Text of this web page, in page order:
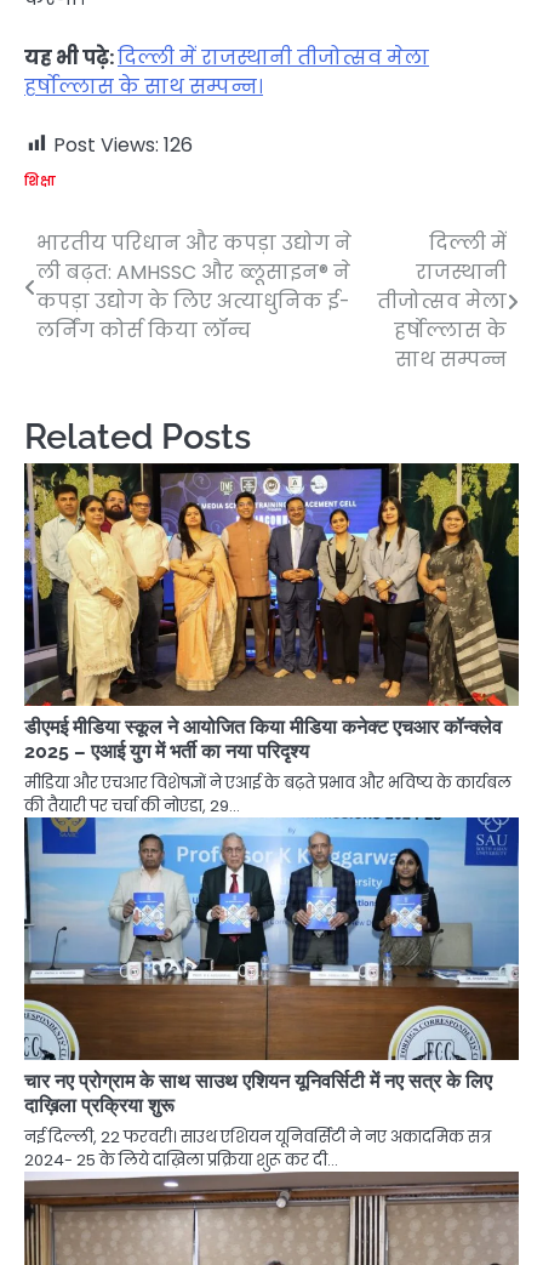
यह भी पढ़े:दिल्ली में राजस्थानी तीजोत्सव मेला
हर्षोल्लास के साथ सम्पन्न।
Post Views: 126
शिक्षा
Post
navigation
भारतीय परिधान और कपड़ा उद्योग ने
ली बढ़त: AMHSSC और ब्लूसाइन® ने
कपड़ा उद्योग के लिए अत्याधुनिक ई-
लर्निंग कोर्स किया लॉन्च
दिल्ली में
राजस्थानी
तीजोत्सव मेला
हर्षोल्लास के
साथ सम्पन्न
Related Posts
डीएमई मीडिया स्कूल ने आयोजित किया मीडिया कनेक्ट एचआर कॉन्क्लेव
2025 – एआई युग में भर्ती का नया परिदृश्य
मीडिया और एचआर विशेषज्ञों ने एआई के बढ़ते प्रभाव और भविष्य के कार्यबल
की तैयारी पर चर्चा की नोएडा, 29…
चार नए प्रोग्राम के साथ साउथ एशियन यूनिवर्सिटी में नए सत्र के लिए
दाख़िला प्रक्रिया शुरू
नई दिल्ली, 22 फरवरी। साउथ एशियन यूनिवर्सिटी ने नए अकादमिक सत्र
2024- 25 के लिये दाख़िला प्रक्रिया शुरू कर दी…